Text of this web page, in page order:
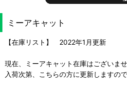
ミーアキャット
【在庫リスト】 2022年1月更新
現在、ミーアキャット在庫はございませ
入荷次第、こちらの方に更新しますの